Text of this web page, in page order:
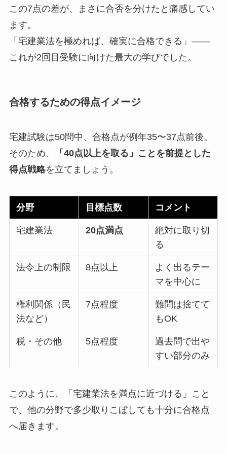
この7点の差が、まさに合否を分けたと痛感してい
ます。
「宅建業法を極めれば、確実に合格できる」――
これが2回目受験に向けた最大の学びでした。
合格するための得点イメージ
宅建試験は50問中、合格点が例年35〜37点前後。
そのため、
「40点以上を取る」ことを前提とした
得点戦略を立てましょう。
分野 目標点数 コメント
宅建業法 20点満点
絶対に取り切
る
法令上の制限 8点以上
よく出るテー
マを中心に
権利関係（民
法など）
7点程度
難問は捨てて
もOK
税・その他 5点程度
過去問で出や
すい部分のみ
このように、「宅建業法を満点に近づける」こと
で、他の分野で多少取りこぼしても十分に合格点
へ届きます。